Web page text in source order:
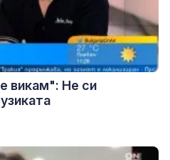
викам": Не си